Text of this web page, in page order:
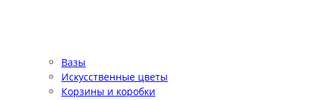
Вазы
Искусственные цветы
Корзины и коробки